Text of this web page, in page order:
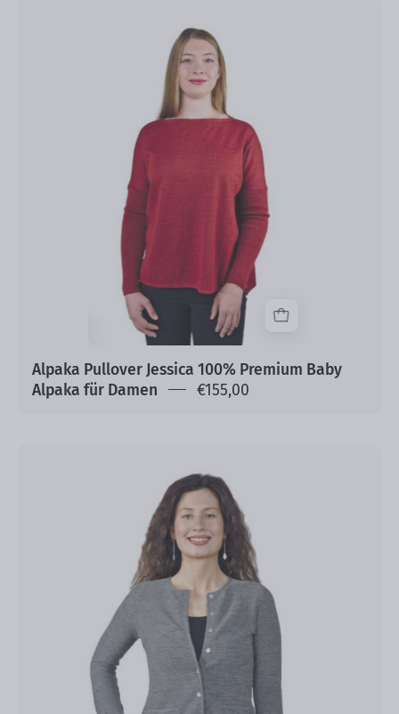
Pullover
Jessica
100%
Premium
Alpaka
Damen
Alpaka Pullover Jessica 100% Premium Baby
Alpaka für Damen
€155,00
Strickjacke
Lisa
aus
100%
Alpaka
mit
feinen
Knöpfen
Damen
Cardigan